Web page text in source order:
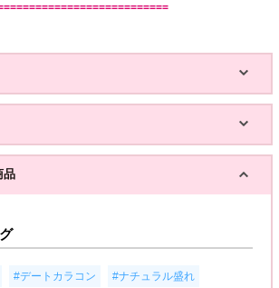
品
#デートカラコン #ナチュラル盛れ